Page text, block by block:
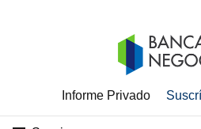
Informe Privado